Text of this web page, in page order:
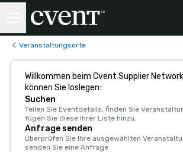
Veranstaltungsorte
Willkommen beim Cvent Supplier Network
können Sie loslegen:
Suchen
Teilen Sie Eventdetails, finden Sie
fügen Sie diese Ihrer Liste hinzu.
Anfrage senden
Überprüfen Sie Ihre ausgewählten
senden Sie eine Anfrage